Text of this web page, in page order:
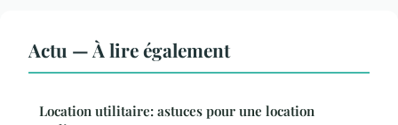
Actu — À lire également
Location utilitaire: astuces pour une location